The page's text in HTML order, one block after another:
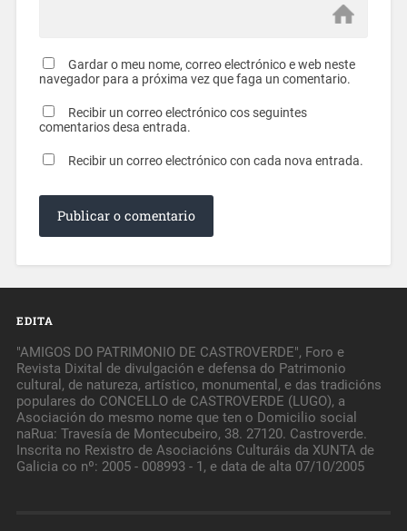
Gardar o meu nome, correo electrónico e web neste
navegador para a próxima vez que faga un comentario.
Recibir un correo electrónico cos seguintes
comentarios desa entrada.
Recibir un correo electrónico con cada nova entrada.
EDITA
"AMIGOS DO PATRIMONIO DE CASTROVERDE", Foro e
Revista Dixital de divulgación e defensa do Patrimonio
cultural, de natureza, artístico, monumental, e das tradicións
populares do CONCELLO de CASTROVERDE (LUGO), a
Asociación do mesmo nome que ten o Domicilio social
naRua: Travesía de Montecubeiro, 38. 27120. Castroverde.
Inscrita no Rexistro de Asociacións Culturáis da XUNTA de
Galicia co nº: 2005 - 008993 - 1, e data de alta 07/10/2005